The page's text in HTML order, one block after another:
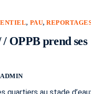
, PAU,
OPPB prend ses
ADMIN